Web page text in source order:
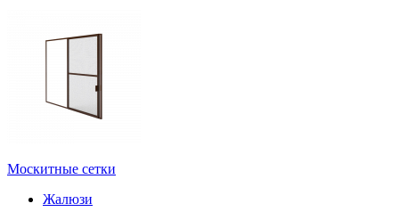
Москитные сетки
Жалюзи